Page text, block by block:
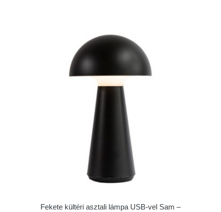
Fekete kültéri asztali lámpa USB-vel Sam –